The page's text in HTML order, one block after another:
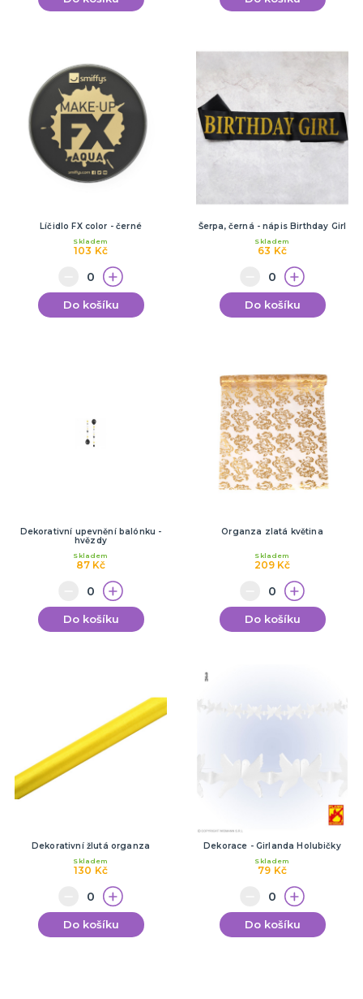
Líčidlo FX color - černé
103 Kč
Skladem
Do košíku
Šerpa, černá - nápis Birthday Girl
63 Kč
Skladem
Do košíku
Dekorativní upevnění balónku -
hvězdy
87 Kč
Skladem
Do košíku
Organza zlatá květina
209 Kč
Skladem
Do košíku
Dekorativní žlutá organza
130 Kč
Skladem
Do košíku
Dekorace - Girlanda Holubičky
79 Kč
Skladem
Do košíku